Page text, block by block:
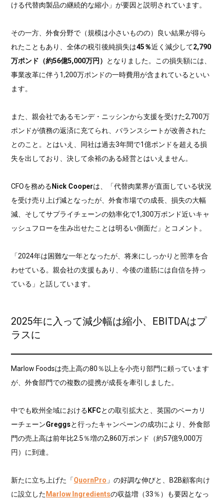
ける代替肉製品の継続的な縮小」が要因と説明されています。
その一方、外食分野で（規模は小さいものの）良い結果が得ら
れたこともあり、全体の税引後純損失は45％近く減少して2,790
万ポンド（約56億5,000万円） となりました。この損失額には、
事業改革に伴う1,200万ポンドの一時費用が含まれているといい
ます。
また、親会社であるモンデ・ニッシンから支援を受けた2,700万
ポンドが債務の返済に充てられ、バランスシートが改善された
とのこと。とはいえ、同社は過去3年間で1億ポンドを超える損
失を出しており、決して余裕のある経営とはいえません。
CFOを務める Nick Cooperは、「代替肉業界が直面している状況
を受け売り上げ減となったが、外食市場での成長、損失の大幅
減、そしてサプライチェーンの効率化で1,300万ポンド近いキャ
ッシュフローを生み出せたことは明るい側面だ」とコメント。
「2024年は困難な一年となったが、将来にしっかりと照準を合
わせている。親会社の支援もあり、今後の道筋には自信を持っ
ている」と話しています。
2025年に入って減少幅は縮小、EBITDAはプ
ラスに
Marlow Foodsは売上高の80％以上を小売り部門に頼っています
が、外食部門での複数の提携が成長を牽引しました。
中でも欧州全域における KFCとの取引拡大と、英国のベーカリ
ーチェーンGreggsと行ったキャンペーンの成功により、外食部
門の売上高は前年比2.5％増の2,860万ポンド（約57億9,000万
円）に到達。
新たに立ち上げた「QuornPro 」の好調な伸びと、B2B顧客向け
に設立した Marlow Ingredientsの収益増（33％）も要因となっ